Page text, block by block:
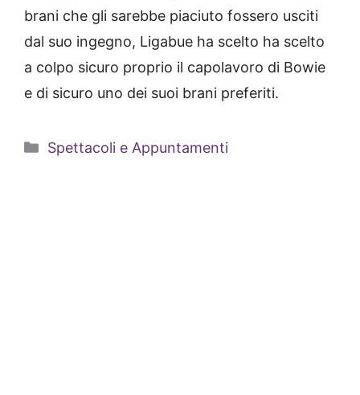
brani che gli sarebbe piaciuto fossero usciti
dal suo ingegno, Ligabue ha scelto ha scelto
a colpo sicuro proprio il capolavoro di Bowie
e di sicuro uno dei suoi brani preferiti.
Categorie
Spettacoli e Appuntamenti